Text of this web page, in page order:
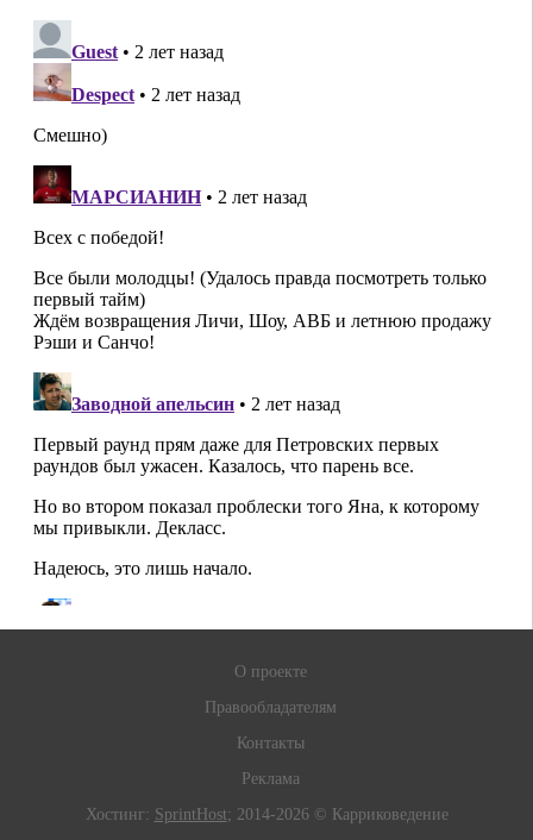
О проекте
Правообладателям
Контакты
Реклама
Хостинг: SprintHost; 2014-2026 © Карриковедение